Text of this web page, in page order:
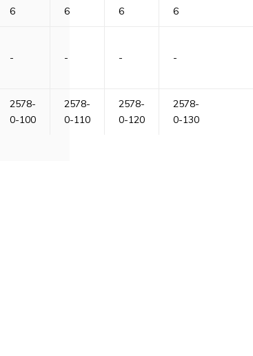
6 6 6 6
- - - -
2578-
0-100
2578-
0-110
2578-
0-120
2578-
0-130